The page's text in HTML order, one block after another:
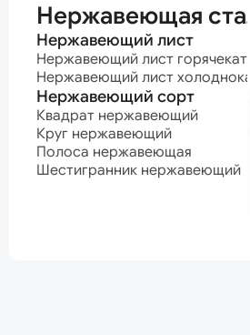
Нержавеющая
Нержавеющий лист
Нержавеющий лист
Нержавеющий лист
Нержавеющий сорт
Квадрат нержавеющий
Круг нержавеющий
Полоса нержавеющая
Шестигранник нержавеющий